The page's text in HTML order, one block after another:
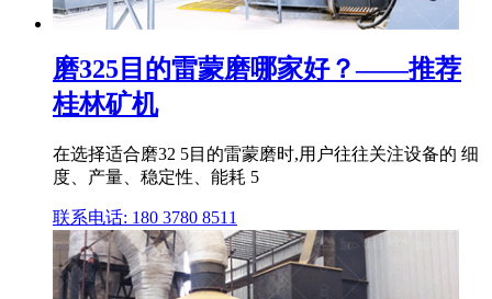
磨325目的雷蒙磨哪家好？——推荐
桂林矿机
在选择适合磨32 5目的雷蒙磨时,用户往往关注设备的 细
度、产量、稳定性、能耗 5
联系电话: 180 3780 8511